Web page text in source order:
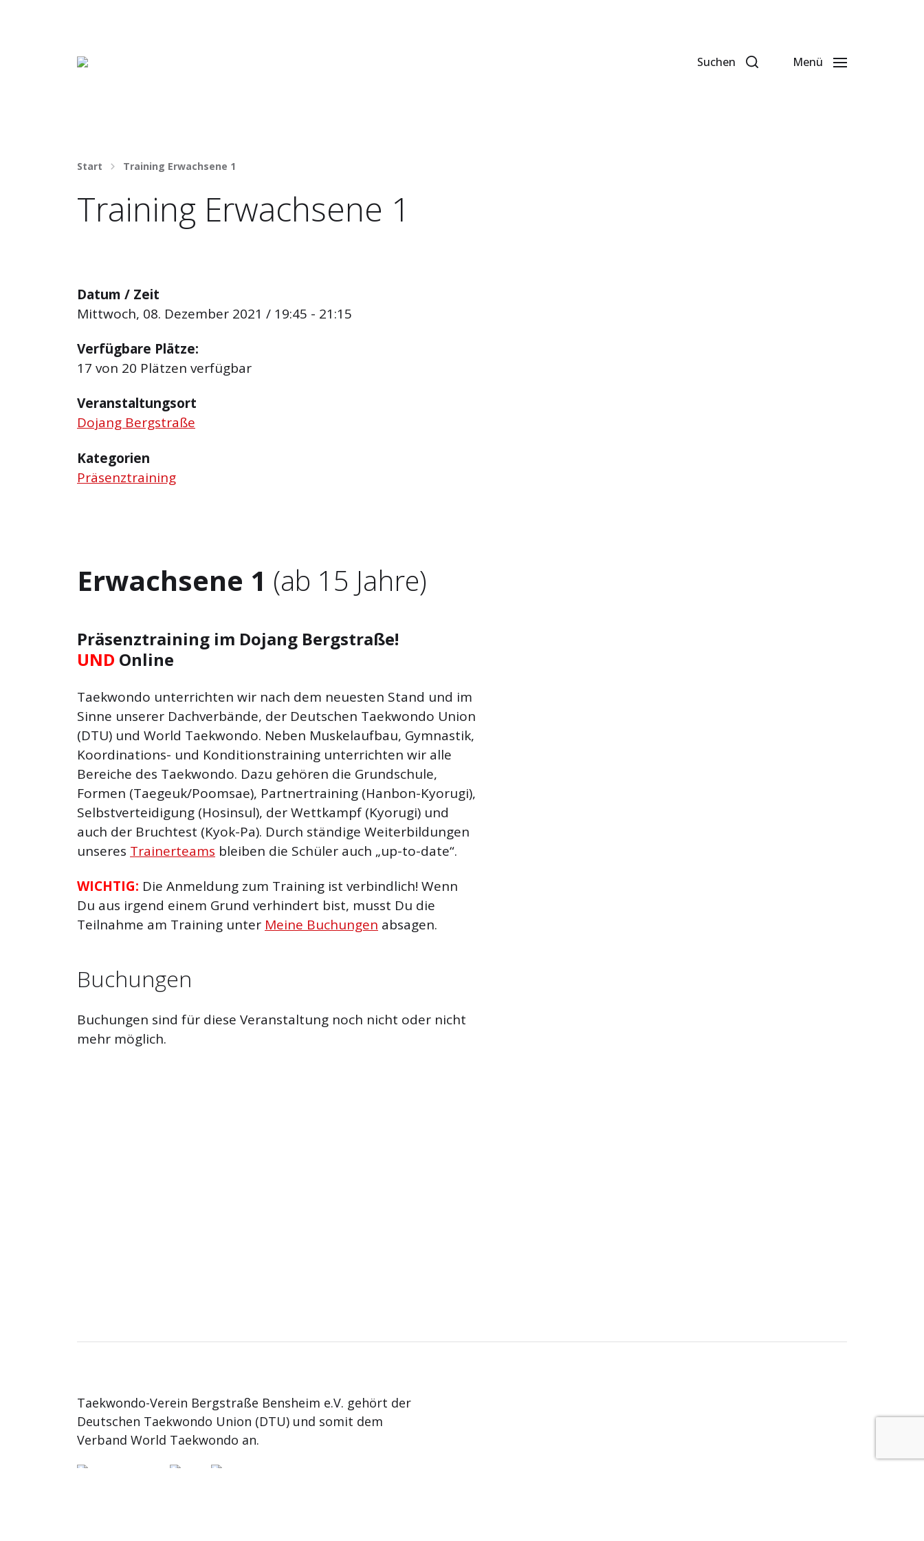
Häng nicht rum. Mach was draus! Suchen Menü
Start Training Erwachsene 1
Training Erwachsene 1
Datum / Zeit
Mittwoch, 08. Dezember 2021 / 19:45 - 21:15
Verfügbare Plätze:
17 von 20 Plätzen verfügbar
Veranstaltungsort
Dojang Bergstraße
Kategorien
Präsenztraining
Erwachsene 1 (ab 15 Jahre)
Präsenztraining im Dojang Bergstraße!
UND Online
Taekwondo unterrichten wir nach dem neuesten Stand und im
Sinne unserer Dachverbände, der Deutschen Taekwondo Union
(DTU) und World Taekwondo. Neben Muskelaufbau, Gymnastik,
Koordinations- und Konditionstraining unterrichten wir alle
Bereiche des Taekwondo. Dazu gehören die Grundschule,
Formen (Taegeuk/Poomsae), Partnertraining (Hanbon-Kyorugi),
Selbstverteidigung (Hosinsul), der Wettkampf (Kyorugi) und
auch der Bruchtest (Kyok-Pa). Durch ständige Weiterbildungen
unseres Trainerteams bleiben die Schüler auch „up-to-date“.
WICHTIG: Die Anmeldung zum Training ist verbindlich! Wenn
Du aus irgend einem Grund verhindert bist, musst Du die
Teilnahme am Training unter Meine Buchungen absagen.
Buchungen
Buchungen sind für diese Veranstaltung noch nicht oder nicht
mehr möglich.
Taekwondo-Verein Bergstraße Bensheim e.V. gehört der
Deutschen Taekwondo Union (DTU) und somit dem
Verband World Taekwondo an.